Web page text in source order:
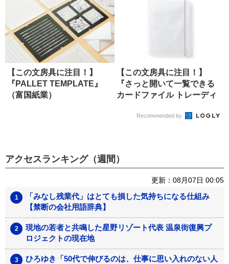
【この文房具に注目！】
『PALLET TEMPLATE』
（富国紙業）
【この文房具に注目！】
『さっと開いて一覧できる
カードファイル トレーディ
Recommended by
アクセスランキング（週間）
更新：08月07日 00:05
「みなし残業代」はとても損した気持ちになる仕組み
【禁断の会社用語辞典】
現地の若者と共鳴した星野リゾート代表 温泉街復興プ
ロジェクトの現在地
ひろゆき「50代で伸びるのは、仕事に思い入れのない人